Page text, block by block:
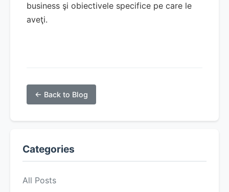
business şi obiectivele specifice pe care le
aveţi.
← Back to Blog
Categories
All Posts